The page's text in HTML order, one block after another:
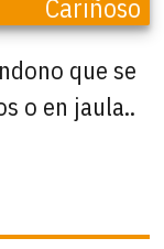
Cariñoso
que se
o en jaula..